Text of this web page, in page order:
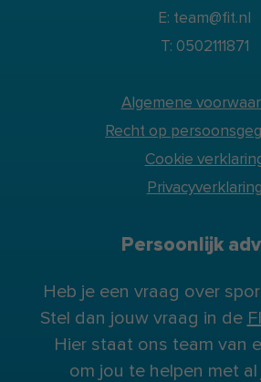
E: team@fit.nl
T: 0502111871
Algemene
Recht op
Cookie
Privacyverklaring
Persoonlijk
Heb je een vraag over
Stel dan jouw vraag in de
Hier staat ons team van
om jou te helpen met al